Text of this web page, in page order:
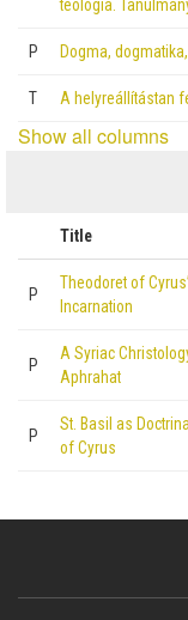
teológia.
P Dogma,
T A helyreállítástan
Show all columns
Title
P
Theodoret of
Incarnation
P
A Syriac
Aphrahat
P
St. Basil as
of Cyrus